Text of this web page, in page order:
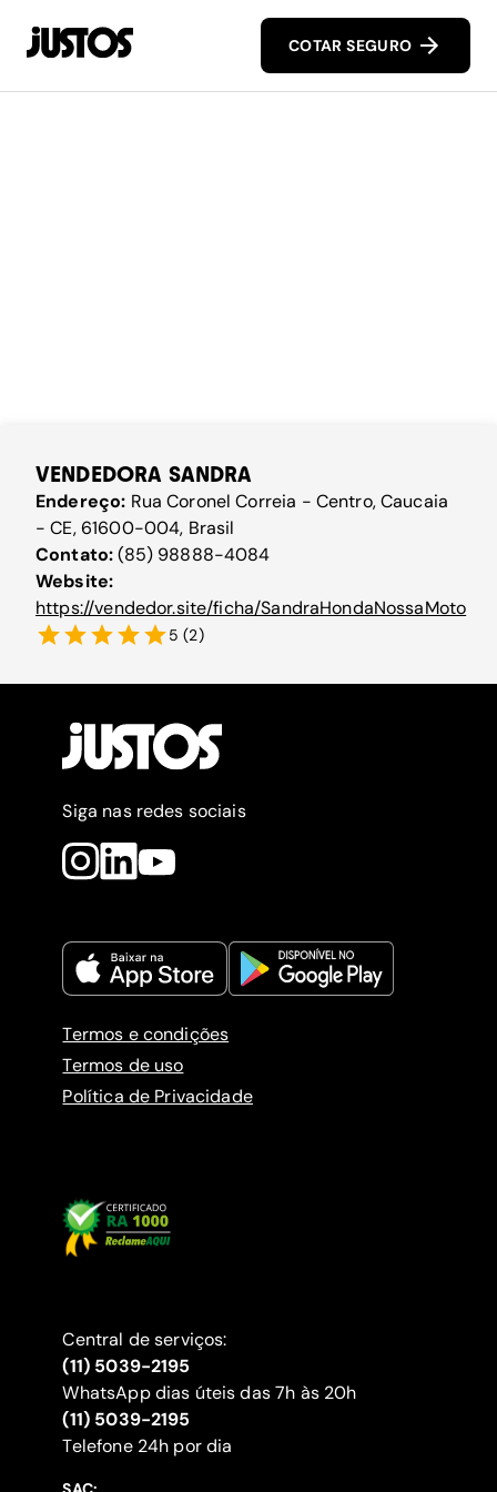
COTAR SEGURO
VENDEDORA SANDRA
Endereço: Rua Coronel Correia - Centro, Caucaia
- CE, 61600-004, Brasil
Contato:(85) 98888-4084
Website:
https://vendedor.site/ficha/SandraHondaNossaMoto
5 (2)
Siga nas redes sociais
Termos e condições
Termos de uso
Política de Privacidade
Central de serviços:
(11) 5039-2195
WhatsApp dias úteis das 7h às 20h
(11) 5039-2195
‍Telefone 24h por dia